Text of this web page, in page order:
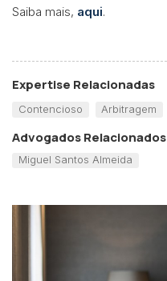
Saiba mais, aqui.
Expertise Relacionadas
Contencioso Arbitragem
Advogados Relacionados
Miguel Santos Almeida